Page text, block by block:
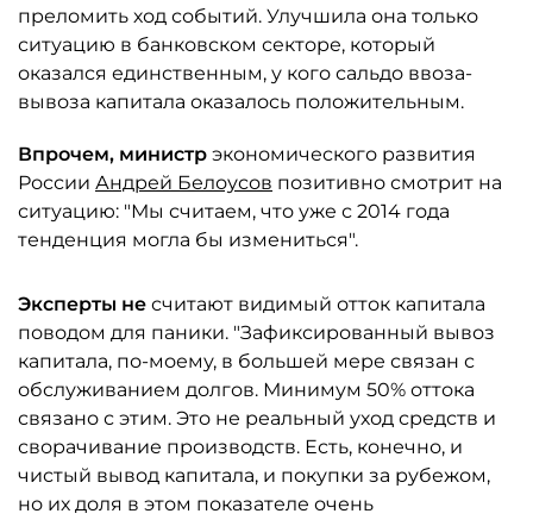
преломить ход событий. Улучшила она только
ситуацию в банковском секторе, который
оказался единственным, у кого сальдо ввоза-
вывоза капитала оказалось положительным.
Впрочем, министр экономического развития
России Андрей Белоусов позитивно смотрит на
ситуацию: "Мы считаем, что уже с 2014 года
тенденция могла бы измениться".
Эксперты не считают видимый отток капитала
поводом для паники. "Зафиксированный вывоз
капитала, по-моему, в большей мере связан с
обслуживанием долгов. Минимум 50% оттока
связано с этим. Это не реальный уход средств и
сворачивание производств. Есть, конечно, и
чистый вывод капитала, и покупки за рубежом,
но их доля в этом показателе очень